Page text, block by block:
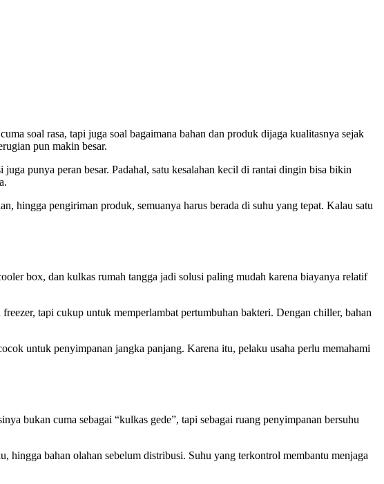
soal rasa, tapi juga soal bagaimana bahan dan produk dijaga kualitasnya sejak
pun makin besar.
punya peran besar. Padahal, satu kesalahan kecil di rantai dingin bisa bikin
hingga pengiriman produk, semuanya harus berada di suhu yang tepat. Kalau satu
box, dan kulkas rumah tangga jadi solusi paling mudah karena biayanya relatif
tapi cukup untuk memperlambat pertumbuhan bakteri. Dengan chiller, bahan
untuk penyimpanan jangka panjang. Karena itu, pelaku usaha perlu memahami
bukan cuma sebagai “kulkas gede”, tapi sebagai ruang penyimpanan bersuhu
bahan olahan sebelum distribusi. Suhu yang terkontrol membantu menjaga